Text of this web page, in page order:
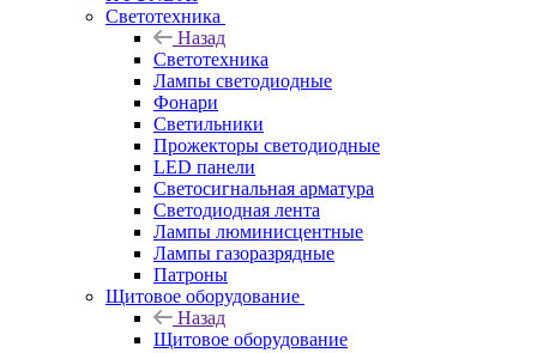
Светотехника
Назад
Светотехника
Лампы светодиодные
Фонари
Светильники
Прожекторы светодиодные
LED панели
Светосигнальная арматура
Светодиодная лента
Лампы люминисцентные
Лампы газоразрядные
Патроны
Щитовое оборудование
Назад
Щитовое оборудование